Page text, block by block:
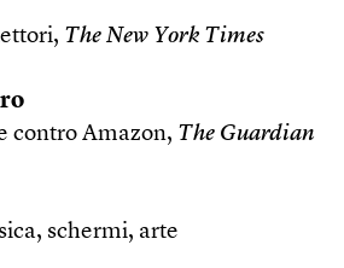
The New York Times
contro Amazon, The Guardian
schermi, arte